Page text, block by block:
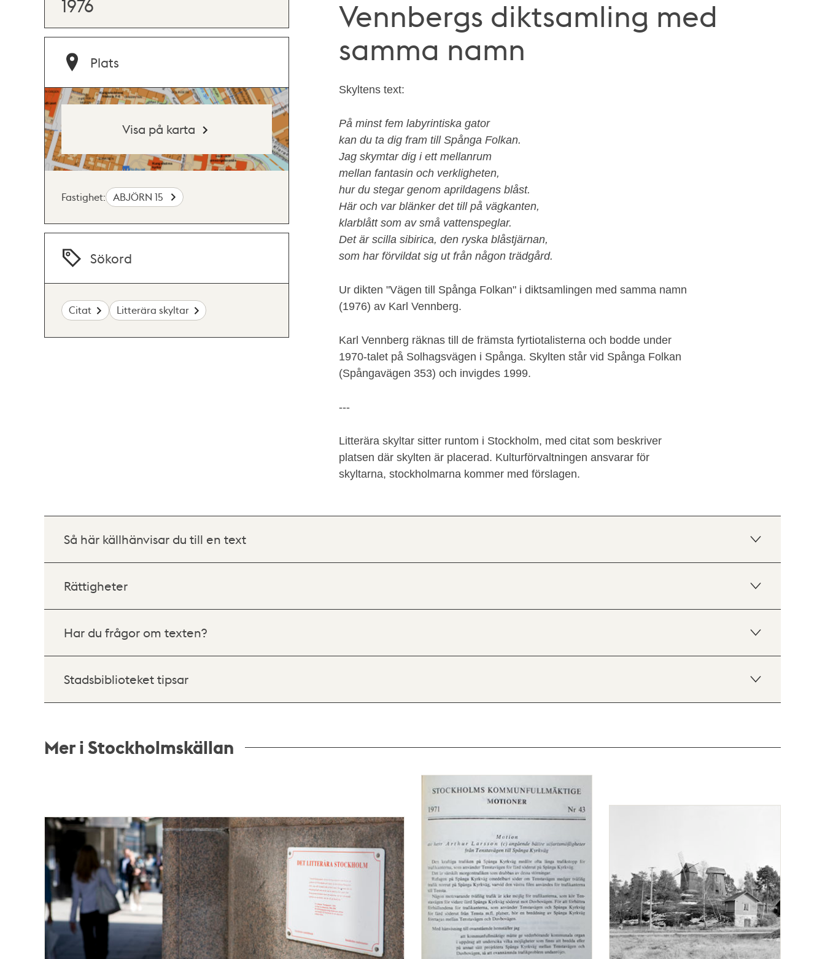
Vennbergs diktsamling med
samma namn
Skyltens text:
På minst fem labyrintiska gator
kan du ta dig fram till Spånga Folkan.
Jag skymtar dig i ett mellanrum
mellan fantasin och verkligheten,
hur du stegar genom aprildagens blåst.
Här och var blänker det till på vägkanten,
klarblått som av små vattenspeglar.
Det är scilla sibirica, den ryska blåstjärnan,
som har förvildat sig ut från någon trädgård.
Ur dikten "Vägen till Spånga Folkan" i diktsamlingen med samma namn
(1976) av Karl Vennberg.
Karl Vennberg räknas till de främsta fyrtiotalisterna och bodde under
1970-talet på Solhagsvägen i Spånga. Skylten står vid Spånga Folkan
(Spångavägen 353) och invigdes 1999.
---
Litterära skyltar sitter runtom i Stockholm, med citat som beskriver
platsen där skylten är placerad. Kulturförvaltningen ansvarar för
skyltarna, stockholmarna kommer med förslagen.
1976
Plats
Visa på karta
Fastighet: ABJÖRN 15
Sökord
Citat Litterära skyltar
Så här källhänvisar du till en text
Rättigheter
Har du frågor om texten?
Stadsbiblioteket tipsar
Mer i Stockholmskällan
och
teman